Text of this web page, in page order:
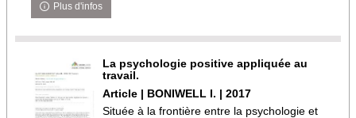
Plus d'infos
La psychologie positive appliquée au
travail.
Article | BONIWELL I. | 2017
Située à la frontière entre la psychologie et